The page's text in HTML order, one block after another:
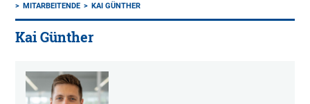
MITARBEITENDE
KAI GÜNTHER
Kai Günther